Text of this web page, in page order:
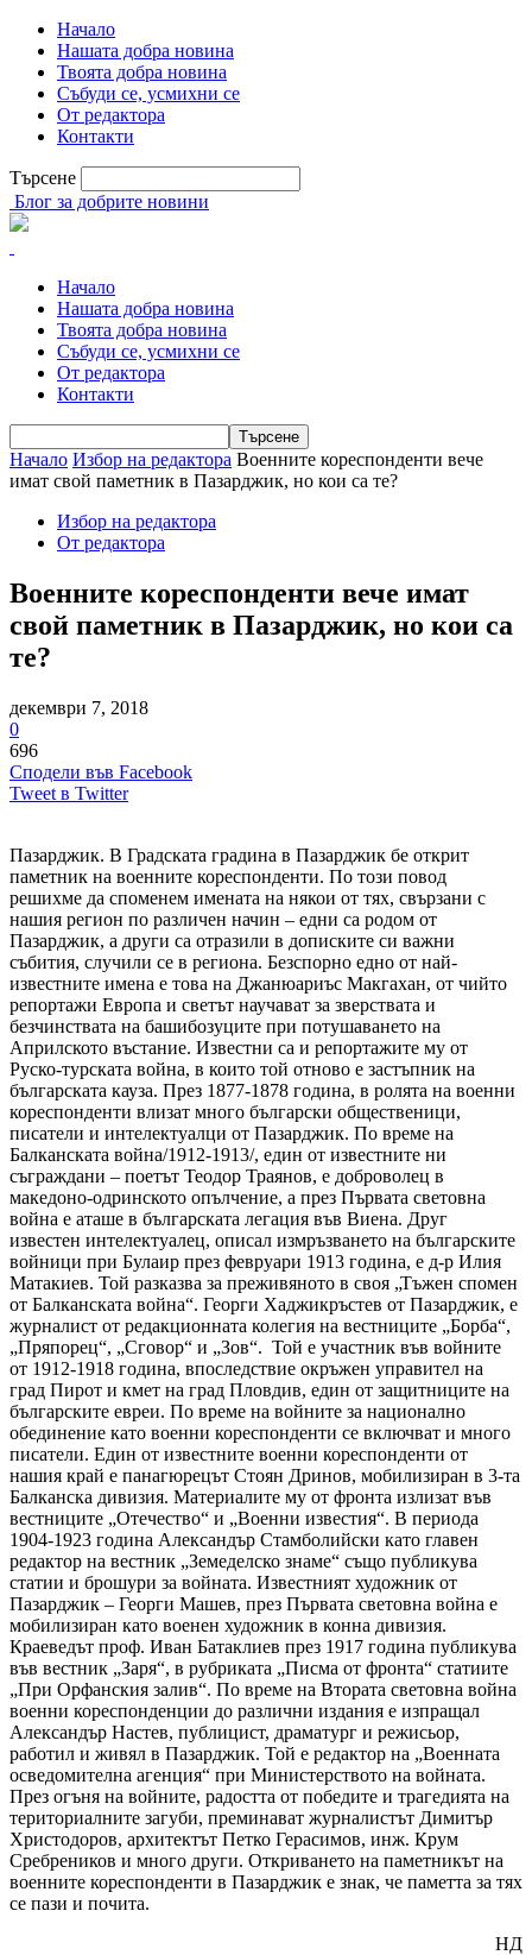
Начало
Нашата добра новина
Твоята добра новина
Събуди се, усмихни се
От редактора
Контакти
Търсене
Блог за добрите новини
Начало
Нашата добра новина
Твоята добра новина
Събуди се, усмихни се
От редактора
Контакти
Начало Избор на редактора Военните кореспонденти вече
имат свой паметник в Пазарджик, но кои са те?
Избор на редактора
От редактора
Военните кореспонденти вече имат
свой паметник в Пазарджик, но кои са
те?
декември 7, 2018
0
696
Сподели във Facebook
Tweet в Twitter
Пазарджик. В Градската градина в Пазарджик бе открит
паметник на военните кореспонденти. По този повод
решихме да споменем имената на някои от тях, свързани с
нашия регион по различен начин – едни са родом от
Пазарджик, а други са отразили в дописките си важни
събития, случили се в региона. Безспорно едно от най-
известните имена е това на Джанюариъс Макгахан, от чийто
репортажи Европа и светът научават за зверствата и
безчинствата на башибозуците при потушаването на
Априлското въстание. Известни са и репортажите му от
Руско-турската война, в които той отново е застъпник на
българската кауза. През 1877-1878 година, в ролята на военни
кореспонденти влизат много български общественици,
писатели и интелектуалци от Пазарджик. По време на
Балканската война/1912-1913/, един от известните ни
съграждани – поетът Теодор Траянов, е доброволец в
македоно-одринското опълчение, а през Първата световна
война е аташе в българската легация във Виена. Друг
известен интелектуалец, описал измръзването на българските
войници при Булаир през февруари 1913 година, е д-р Илия
Матакиев. Той разказва за преживяното в своя „Тъжен спомен
от Балканската война“. Георги Хаджикръстев от Пазарджик, е
журналист от редакционната колегия на вестниците „Борба“,
„Пряпорец“, „Сговор“ и „Зов“. Той е участник във войните
от 1912-1918 година, впоследствие окръжен управител на
град Пирот и кмет на град Пловдив, един от защитниците на
българските евреи. По време на войните за национално
обединение като военни кореспонденти се включват и много
писатели. Един от известните военни кореспонденти от
нашия край е панагюрецът Стоян Дринов, мобилизиран в 3-та
Балканска дивизия. Материалите му от фронта излизат във
вестниците „Отечество“ и „Военни известия“. В периода
1904-1923 година Александър Стамболийски като главен
редактор на вестник „Земеделско знаме“ също публикува
статии и брошури за войната. Известният художник от
Пазарджик – Георги Машев, през Първата световна война е
мобилизиран като военен художник в конна дивизия.
Краеведът проф. Иван Батаклиев през 1917 година публикува
във вестник „Заря“, в рубриката „Писма от фронта“ статиите
„При Орфанския залив“. По време на Втората световна война
военни кореспонденции до различни издания е изпращал
Александър Настев, публицист, драматург и режисьор,
работил и живял в Пазарджик. Той е редактор на „Военната
осведомителна агенция“ при Министерството на войната.
През огъня на войните, радостта от победите и трагедията на
териториалните загуби, преминават журналистът Димитър
Христодоров, архитектът Петко Герасимов, инж. Крум
Сребреников и много други. Откриването на паметникът на
военните кореспонденти в Пазарджик е знак, че паметта за тях
се пази и почита.
НД